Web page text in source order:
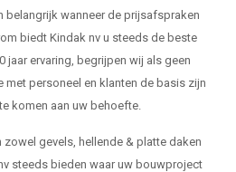
belangrijk wanneer de prijsafspraken
biedt Kindak nv u steeds de beste
jaar ervaring, begrijpen wij als geen
met personeel en klanten de basis zijn
komen aan uw behoefte.
gevels, hellende & platte daken
steeds bieden waar uw bouwproject